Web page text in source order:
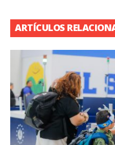
ARTÍCULOS